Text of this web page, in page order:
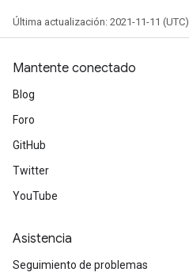
Última actualización: 2021-11-11 (UTC)
Mantente conectado
Blog
Foro
GitHub
Twitter
YouTube
Asistencia
Seguimiento de problemas